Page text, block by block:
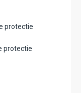
protectie
protectie